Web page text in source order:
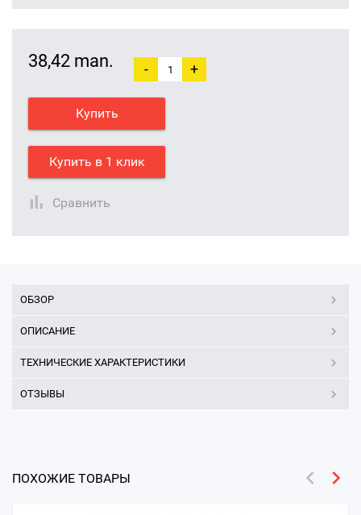
38,42 man. - +
Купить
Купить в 1 клик
Сравнить
ОБЗОР
ОПИСАНИЕ
ТЕХНИЧЕСКИЕ ХАРАКТЕРИСТИКИ
ОТЗЫВЫ
ПОХОЖИЕ ТОВАРЫ